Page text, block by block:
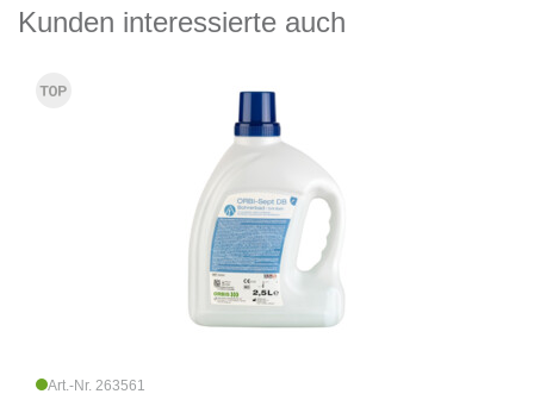
Kunden interessierte auch
Art.-Nr. 263561